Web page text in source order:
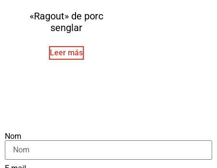
«Ragout» de porc
senglar
Leer más
Nom